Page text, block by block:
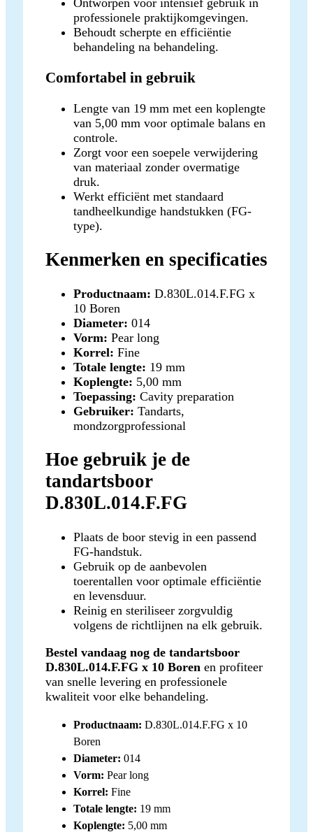
professionele praktijkomgevingen.
Behoudt scherpte en efficiëntie
behandeling na behandeling.
Comfortabel in gebruik
Lengte van 19 mm met een koplengte
van 5,00 mm voor optimale balans en
controle.
Zorgt voor een soepele verwijdering
van materiaal zonder overmatige
druk.
Werkt efficiënt met standaard
tandheelkundige handstukken (FG-
type).
Kenmerken en specificaties
Productnaam: D.830L.014.F.FG x
10 Boren
Diameter: 014
Vorm: Pear long
Korrel: Fine
Totale lengte: 19 mm
Koplengte: 5,00 mm
Toepassing: Cavity preparation
Gebruiker: Tandarts,
mondzorgprofessional
Hoe gebruik je de
tandartsboor
D.830L.014.F.FG
Plaats de boor stevig in een passend
FG-handstuk.
Gebruik op de aanbevolen
toerentallen voor optimale efficiëntie
en levensduur.
Reinig en steriliseer zorgvuldig
volgens de richtlijnen na elk gebruik.
Bestel vandaag nog de tandartsboor
D.830L.014.F.FG x 10 Boren en profiteer
van snelle levering en professionele
kwaliteit voor elke behandeling.
Productnaam: D.830L.014.F.FG x 10
Boren
Diameter: 014
Vorm: Pear long
Korrel: Fine
Totale lengte: 19 mm
Koplengte: 5,00 mm